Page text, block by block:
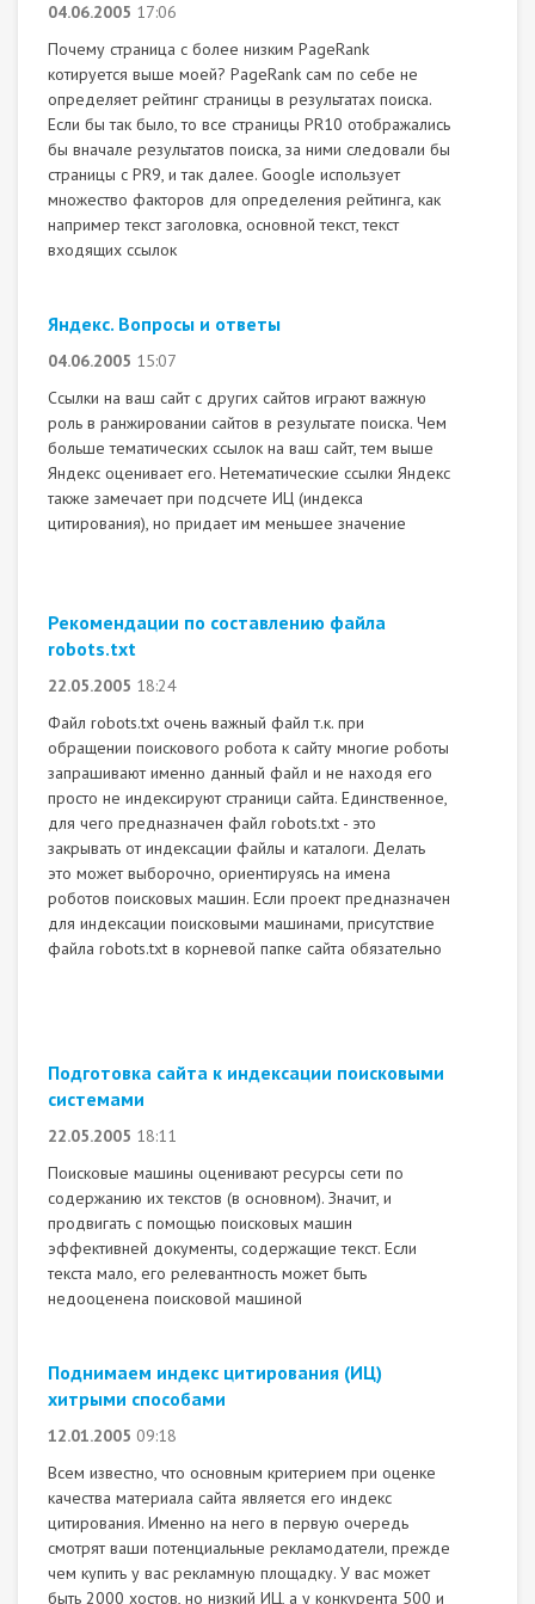
04.06.2005 17:06
Почему страница с более низким PageRank
котируется выше моей? PageRank сам по себе не
определяет рейтинг страницы в результатах поиска.
Если бы так было, то все страницы PR10 отображались
бы вначале результатов поиска, за ними следовали бы
страницы с PR9, и так далее. Google использует
множество факторов для определения рейтинга, как
например текст заголовка, основной текст, текст
входящих ссылок
Яндекс. Вопросы и ответы
04.06.2005 15:07
Ссылки на ваш сайт с других сайтов играют важную
роль в ранжировании сайтов в результате поиска. Чем
больше тематических ссылок на ваш сайт, тем выше
Яндекс оценивает его. Нетематические ссылки Яндекс
также замечает при подсчете ИЦ (индекса
цитирования), но придает им меньшее значение
Рекомендации по составлению файла
robots.txt
22.05.2005 18:24
Файл robots.txt очень важный файл т.к. при
обращении поискового робота к сайту многие роботы
запрашивают именно данный файл и не находя его
просто не индексируют страници сайта. Единственное,
для чего предназначен файл robots.txt - это
закрывать от индексации файлы и каталоги. Делать
это может выборочно, ориентируясь на имена
роботов поисковых машин. Если проект предназначен
для индексации поисковыми машинами, присутствие
файла robots.txt в корневой папке сайта обязательно
Подготовка сайта к индексации поисковыми
системами
22.05.2005 18:11
Поисковые машины оценивают ресурсы сети по
содержанию их текстов (в основном). Значит, и
продвигать с помощью поисковых машин
эффективней документы, содержащие текст. Если
текста мало, его релевантность может быть
недооценена поисковой машиной
Поднимаем индекс цитирования (ИЦ)
хитрыми способами
12.01.2005 09:18
Всем известно, что основным критерием при оценке
качества материала сайта является его индекс
цитирования. Именно на него в первую очередь
смотрят ваши потенциальные рекламодатели, прежде
чем купить у вас рекламную площадку. У вас может
быть 2000 хостов, но низкий ИЦ, а у конкурента 500 и